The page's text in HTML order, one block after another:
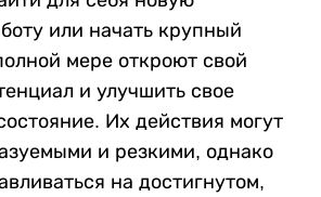
или начать крупный
мере откроют свой
и улучшить свое
Их действия могут
и резкими, однако
на достигнутом,